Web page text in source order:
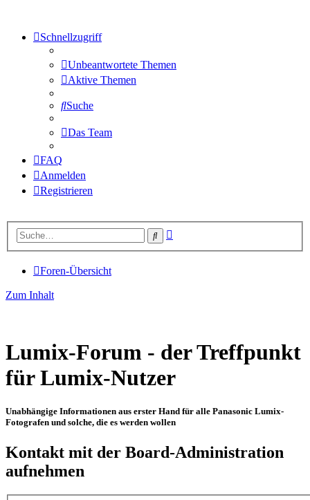
Schnellzugriff
Unbeantwortete Themen
Aktive Themen
Suche
Das Team
FAQ
Anmelden
Registrieren
Suche
Foren-Übersicht
Zum Inhalt
Lumix-Forum - der Treffpunkt
für Lumix-Nutzer
Unabhängige Informationen aus erster Hand für alle Panasonic Lumix-
Fotografen und solche, die es werden wollen
Kontakt mit der Board-Administration
aufnehmen